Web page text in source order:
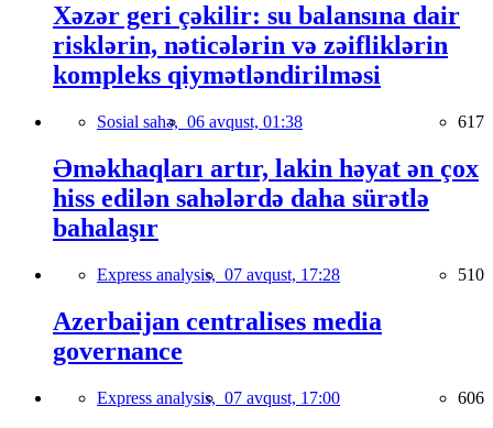
Xəzər geri çəkilir: su balansına dair
risklərin, nəticələrin və zəifliklərin
kompleks qiymətləndirilməsi
Sosial sahə, 06 avqust, 01:38 617
Əməkhaqları artır, lakin həyat ən çox
hiss edilən sahələrdə daha sürətlə
bahalaşır
Express analysis, 07 avqust, 17:28 510
Azerbaijan centralises media
governance
Express analysis, 07 avqust, 17:00 606